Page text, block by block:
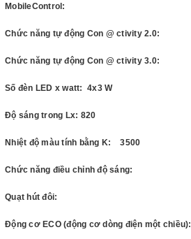
MobileControl:
Chức năng tự động Con @ ctivity 2.0:
Chức năng tự động Con @ ctivity 3.0:
Số đèn LED x watt: 4x3 W
Độ sáng trong Lx: 820
Nhiệt độ màu tính bằng K: 3500
Chức năng điều chỉnh độ sáng:
Quạt hút đôi:
Động cơ ECO (động cơ dòng điện một chiều):